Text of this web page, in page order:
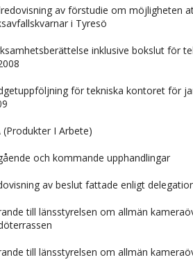
av förstudie om möjligheten
i Tyresö
inklusive bokslut för
för tekniska kontoret för
(Produkter I Arbete)
och kommande upphandlingar
av beslut fattade enligt
till länsstyrelsen om allmän
till länsstyrelsen om allmän